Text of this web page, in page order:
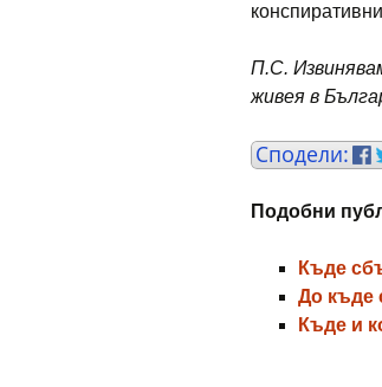
П.С.
живея в
Подобни
Къде
До къде
Къде и